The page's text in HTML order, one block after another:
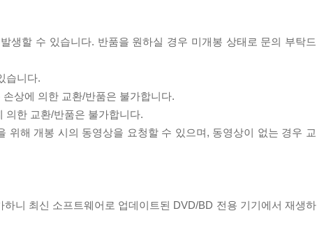
생할 수 있습니다. 반품을 원하실 경우 미개봉 상태로 문의 부탁드
습니다.
상에 의한 교환/반품은 불가합니다.
의한 교환/반품은 불가합니다.
위해 개봉 시의 동영상을 요청할 수 있으며, 동영상이 없는 경우 교
니 최신 소프트웨어로 업데이트된 DVD/BD 전용 기기에서 재생하